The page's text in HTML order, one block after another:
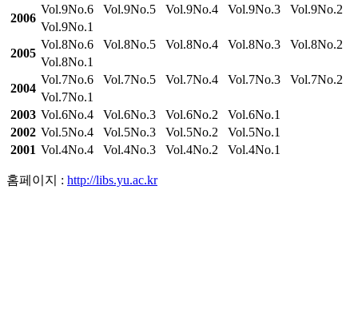
2006
Vol.9No.6 Vol.9No.5 Vol.9No.4 Vol.9No.3
Vol.9No.2
Vol.9No.1
2005
Vol.8No.6 Vol.8No.5 Vol.8No.4 Vol.8No.3
Vol.8No.2
Vol.8No.1
2004
Vol.7No.6 Vol.7No.5 Vol.7No.4 Vol.7No.3
Vol.7No.2
Vol.7No.1
2003 Vol.6No.4 Vol.6No.3 Vol.6No.2
Vol.6No.1
2002 Vol.5No.4 Vol.5No.3 Vol.5No.2
Vol.5No.1
2001 Vol.4No.4 Vol.4No.3 Vol.4No.2 Vol.4No.1
홈페이지 : http://libs.yu.ac.kr